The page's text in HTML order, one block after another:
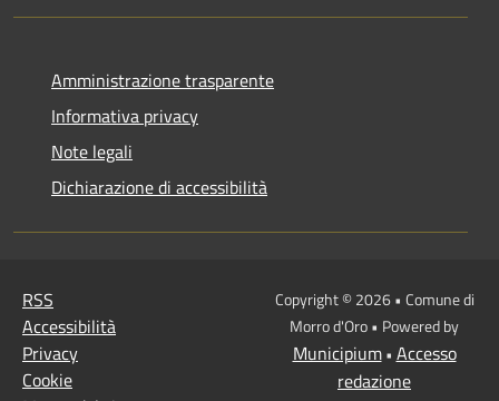
Amministrazione trasparente
Informativa privacy
Note legali
Dichiarazione di accessibilità
RSS
Accessibilità
Privacy
Cookie
Copyright © 2026 • Comune di
Morro d'Oro • Powered by
Municipium• Accesso
redazione